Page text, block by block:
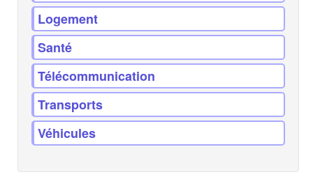
Logement
Santé
Télécommunication
Transports
Véhicules